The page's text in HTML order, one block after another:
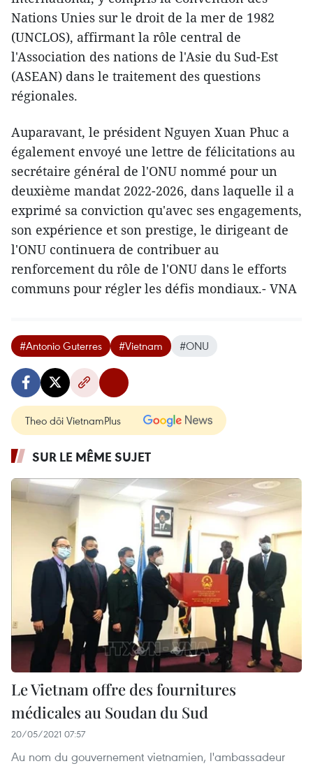
Nations Unies sur le droit de la mer de 1982
(UNCLOS), affirmant la rôle central de
l'Association des nations de l'Asie du Sud-Est
(ASEAN) dans le traitement des questions
régionales.
Auparavant, le président Nguyen Xuan Phuc a
également envoyé une lettre de félicitations au
secrétaire général de l'ONU nommé pour un
deuxième mandat 2022-2026, dans laquelle il a
exprimé sa conviction qu'avec ses engagements,
son expérience et son prestige, le dirigeant de
l'ONU continuera de contribuer au
renforcement du rôle de l'ONU dans le efforts
communs pour régler les défis mondiaux.- VNA
#Antonio Guterres #Vietnam #ONU
Theo dõi VietnamPlus
SUR LE MÊME SUJET
Le Vietnam offre des fournitures
médicales au Soudan du Sud
20/05/2021 07:57
Au nom du gouvernement vietnamien, l'ambassadeur